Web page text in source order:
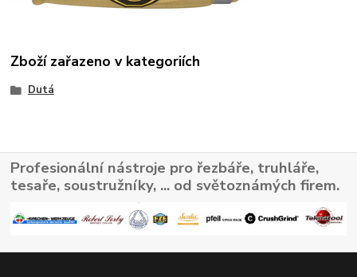
Zboží zařazeno v kategoriích
Dutá
Profesionální nástroje pro řezbáře, truhláře,
tesaře, soustružníky, ... od světoznámých firem.